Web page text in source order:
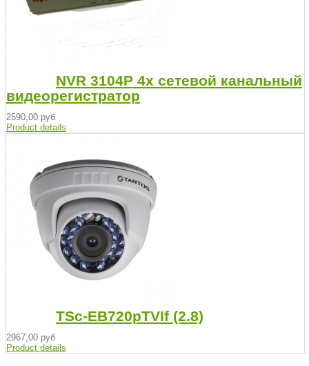
NVR 3104P 4х сетевой канальный
видеорегистратор
2590,00 руб
Product details
TSc-EB720pTVIf (2.8)
2967,00 руб
Product details